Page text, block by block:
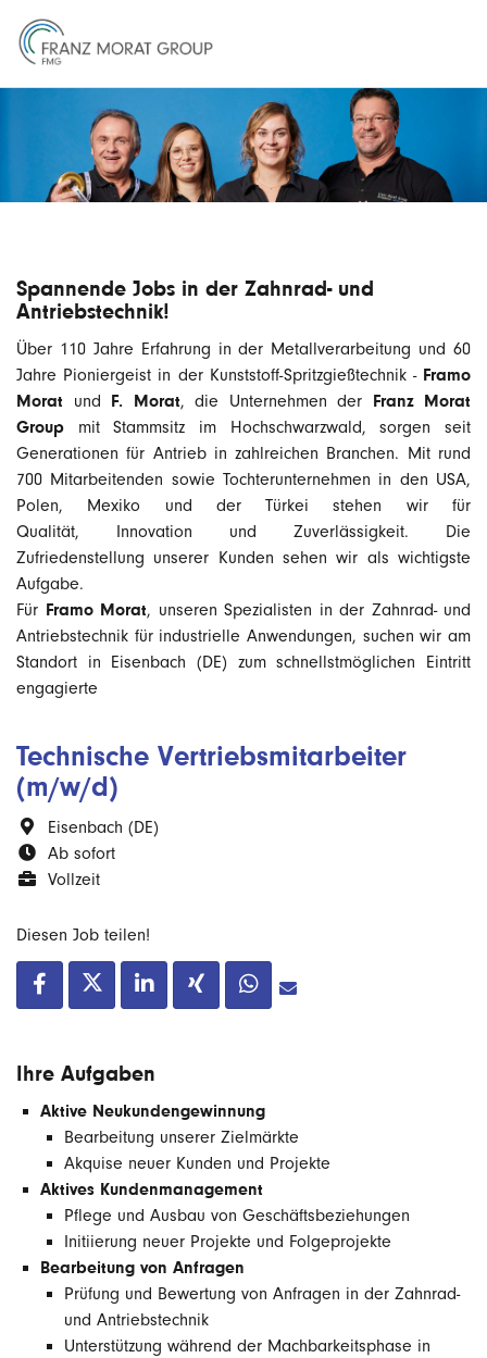
Technische Vertriebsmitarbeiter
(m/w/d)
Eisenbach (DE)
Ab sofort
Vollzeit
Diesen Job teilen!
Spannende Jobs in der Zahnrad- und
Antriebstechnik!
Über 110 Jahre Erfahrung in der Metallverarbeitung und 60
Jahre Pioniergeist in der Kunststoff-Spritzgießtechnik - Framo
Morat und F. Morat, die Unternehmen der Franz Morat
Group mit Stammsitz im Hochschwarzwald, sorgen seit
Generationen für Antrieb in zahlreichen Branchen. Mit rund
700 Mitarbeitenden sowie Tochterunternehmen in den USA,
Polen, Mexiko und der Türkei stehen wir für
Qualität, Innovation und Zuverlässigkeit. Die
Zufriedenstellung unserer Kunden sehen wir als wichtigste
Aufgabe.
Für Framo Morat, unseren Spezialisten in der Zahnrad- und
Antriebstechnik für industrielle Anwendungen, suchen wir am
Standort in Eisenbach (DE) zum schnellstmöglichen Eintritt
engagierte
Ihre Aufgaben
Aktive Neukundengewinnung
Bearbeitung unserer Zielmärkte
Akquise neuer Kunden und Projekte
Aktives Kundenmanagement
Pflege und Ausbau von Geschäftsbeziehungen
Initiierung neuer Projekte und Folgeprojekte
Bearbeitung von Anfragen
Prüfung und Bewertung von Anfragen in der Zahnrad-
und Antriebstechnik
Unterstützung während der Machbarkeitsphase in